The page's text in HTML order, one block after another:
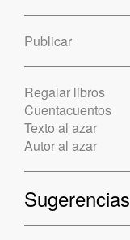
Publicar
Regalar libros
Cuentacuentos
Texto al azar
Autor al azar
Sugerencias